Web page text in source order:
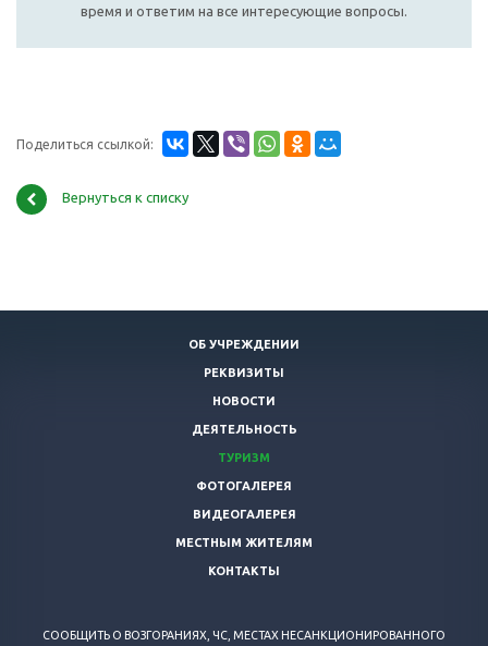
время и ответим на все интересующие вопросы.
Поделиться ссылкой:
Вернуться к списку
ОБ УЧРЕЖДЕНИИ
РЕКВИЗИТЫ
НОВОСТИ
ДЕЯТЕЛЬНОСТЬ
ТУРИЗМ
ФОТОГАЛЕРЕЯ
ВИДЕОГАЛЕРЕЯ
МЕСТНЫМ ЖИТЕЛЯМ
КОНТАКТЫ
СООБЩИТЬ О ВОЗГОРАНИЯХ, ЧС, МЕСТАХ НЕСАНКЦИОНИРОВАННОГО